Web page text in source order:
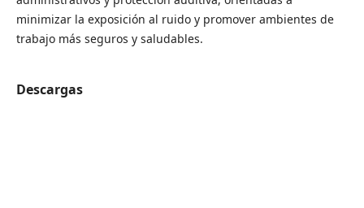
minimizar la exposición al ruido y promover ambientes de
trabajo más seguros y saludables.
Descargas